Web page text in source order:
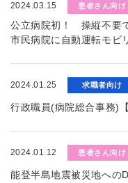
2024.03.15 患者さん向け
公立病院初！ 操縦不要
市民病院に自動運転モビ
2024.01.25 求職者向け
行政職員(病院総合事務)
2024.01.12 患者さん向け
能登半島地震被災地への